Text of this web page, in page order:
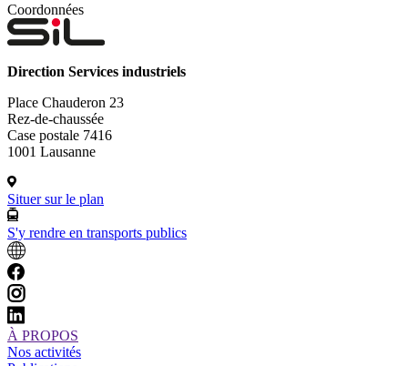
Coordonnées
Direction Services industriels
Place Chauderon 23
Rez-de-chaussée
Case postale 7416
1001 Lausanne
Situer sur le plan
S'y rendre en transports publics
À PROPOS
Nos activités